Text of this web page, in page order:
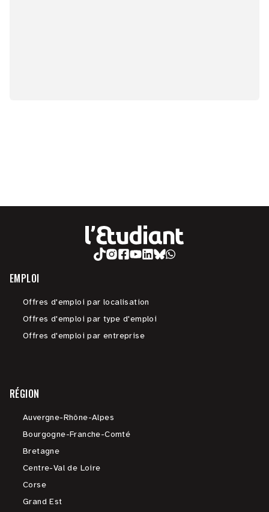
EMPLOI
Offres d'emploi par localisation
Offres d'emploi par type d'emploi
Offres d'emploi par entreprise
RÉGION
Auvergne-Rhône-Alpes
Bourgogne-Franche-Comté
Bretagne
Centre-Val de Loire
Corse
Grand Est